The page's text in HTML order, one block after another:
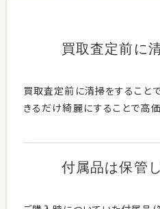
買取査定前に
買取査定前に清掃をすること
きるだけ綺麗にすることで高
付属品は保管